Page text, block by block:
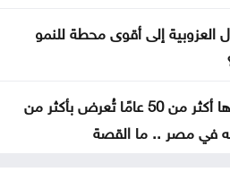
إلى أقوى محطة للنمو
سيارة عمرها أكثر من 50 عامًا تُعرض بأكثر من
في مصر .. ما القصة